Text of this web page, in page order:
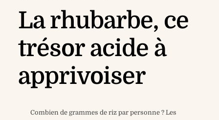
La rhubarbe, ce
trésor acide à
apprivoiser
Combien de grammes de riz par personne ? Les